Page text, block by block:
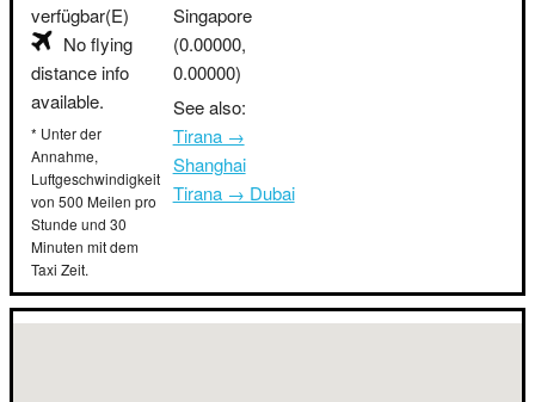
verfügbar(E)
No flying
distance info
available.
* Unter der
Annahme,
Luftgeschwindigkeit
von 500 Meilen pro
Stunde und 30
Minuten mit dem
Taxi Zeit.
Singapore
(0.00000,
0.00000)
See also:
Tirana →
Shanghai
Tirana → Dubai